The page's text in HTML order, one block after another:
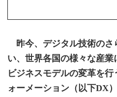
昨今、デジタル技術のさ
い、世界各国の様々な産
ビジネスモデルの変革を
ォーメーション（以下DX